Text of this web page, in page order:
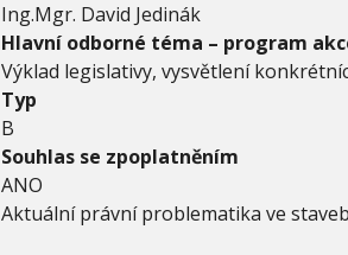
Ing.Mgr. David Jedinák
Hlavní odborné téma – program
Výklad legislativy, vysvětlení
Typ
B
Souhlas se zpoplatněním
ANO
Aktuální právní problematika ve